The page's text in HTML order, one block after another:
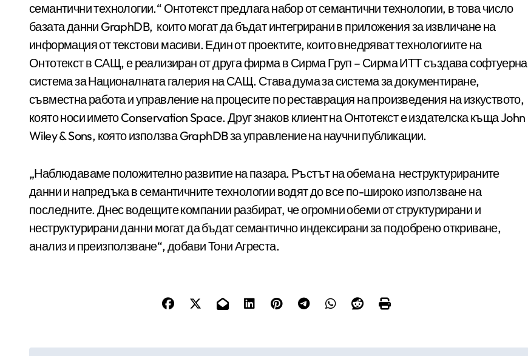
семантични технологии.“ Онтотекст предлага набор от семантични технологии, в това число
базата данни GraphDB, които могат да бъдат интегрирани в приложения за извличане на
информация от текстови масиви. Един от проектите, които внедряват технологиите на
Онтотекст в САЩ, е реализиран от друга фирма в Сирма Груп – Сирма ИТТ създава софтуерна
система за Националната галерия на САЩ. Става дума за система за документиране,
съвместна работа и управление на процесите по реставрация на произведения на изкуството,
която носи името Conservation Space. Друг знаков клиент на Онтотекст е издателска къща John
Wiley & Sons, която използва GraphDB за управление на научни публикации.
„Наблюдаваме положително развитие на пазара. Ръстът на обема на неструктурираните
данни и напредъка в семантичните технологии водят до все по-широко използване на
последните. Днес водещите компании разбират, че огромни обеми от структурирани и
неструктурирани данни могат да бъдат семантично индексирани за подобрено откриване,
анализ и преизползване“, добави Тони Агреста.